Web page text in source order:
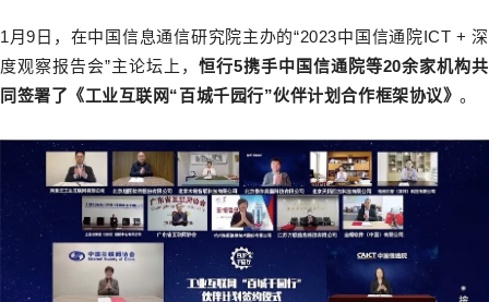
1月9日，在中国信息通信研究院主办的“2023中国信通院ICT + 深
度观察报告会”主论坛上， 恒行5携手中国信通院等20余家机构共
同签署了《工业互联网“百城千园行”伙伴计划合作框架协议》。